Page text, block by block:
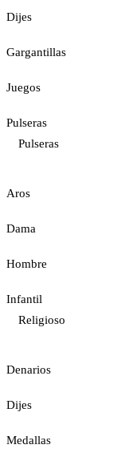
Dijes
Gargantillas
Juegos
Pulseras
Pulseras
Aros
Dama
Hombre
Infantil
Religioso
Denarios
Dijes
Medallas